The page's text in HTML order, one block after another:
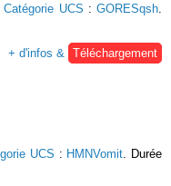
Catégorie UCS : GORESqsh
+ d'infos &
Téléchargement
UCS : HMNVomit . Durée